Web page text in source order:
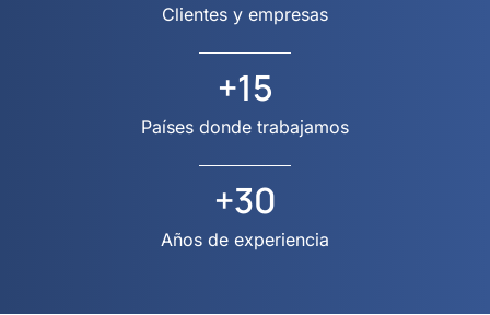
Clientes y empresas
Países donde trabajamos
+15
Años de experiencia
+30